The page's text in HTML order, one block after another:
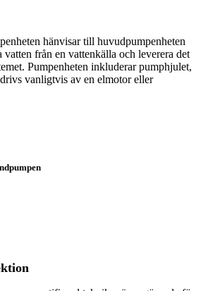
hänvisar till huvudpumpenheten
vatten från en vattenkälla och leverera det
Pumpenheten inkluderar pumphjulet,
vanligtvis av en elmotor eller